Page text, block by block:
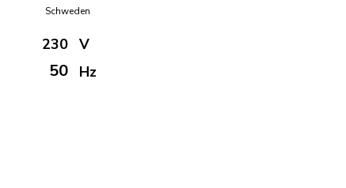
Schweden
230
50
V
Hz